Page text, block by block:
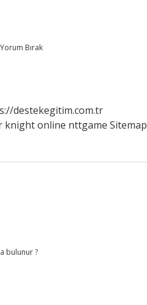
Yorum Bırak
destekegitim.com.tr
knight online nttgame Sitemap
bulunur ?